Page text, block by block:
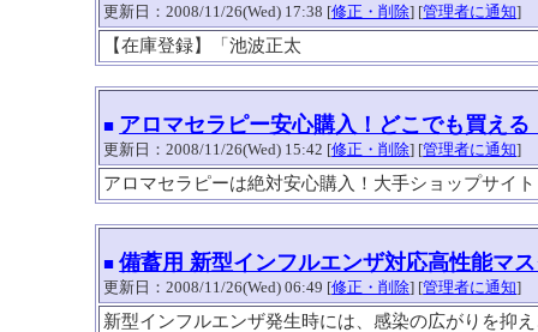
更新日：2008/11/26(Wed) 17:38 [修正・削除] [管理者に通知]
【在庫登録】「池波正太
■ アロマセラピー安心購入！どこでも買える
更新日：2008/11/26(Wed) 15:42 [修正・削除] [管理者に通知]
アロマセラピーは絶対安心購入！大手ショップサイ
■ 備蓄用 新型インフルエンザ対応高性能マ
更新日：2008/11/26(Wed) 06:49 [修正・削除] [管理者に通知]
新型インフルエンザ発生時には、感染の広がりを抑